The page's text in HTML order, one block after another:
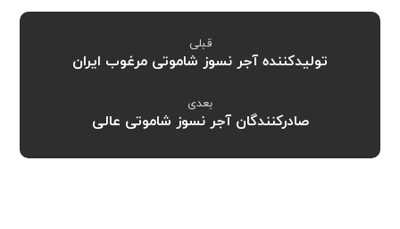
قبلی
تولیدکننده آجر نسوز شاموتی مرغوب ایران
بعدی
صادرکنندگان آجر نسوز شاموتی عالی